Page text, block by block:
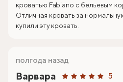
кроватью Fabiano с бельевым
Отличная кровать за
купили эту кровать.
Варвара 5
полгода назад